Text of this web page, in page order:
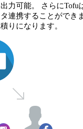
力可能。 さらにTofu
連携することができ
りになります。